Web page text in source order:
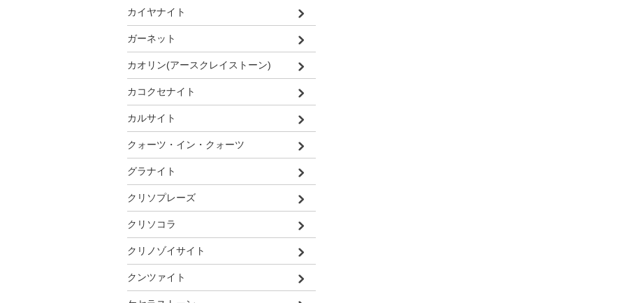
カイヤナイト
ガーネット
カオリン(アースクレイストーン)
カコクセナイト
カルサイト
クォーツ・イン・クォーツ
グラナイト
クリソプレーズ
クリソコラ
クリノゾイサイト
クンツァイト